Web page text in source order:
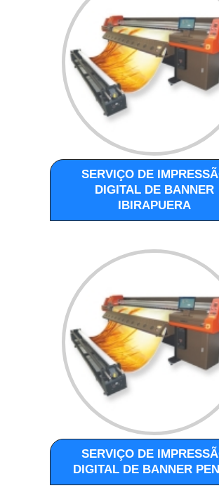
SERVIÇO DE
DIGITAL DE BANNER
IBIRAPUERA
SERVIÇO DE
DIGITAL DE BANNER